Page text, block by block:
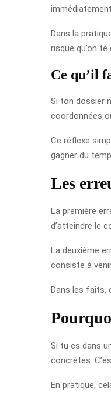
Dans la
risque qu’on
Ce qu’il
Si ton dossier
coordonnées
Ce réflexe
gagner du
Les
La première
d’atteindre le
La deuxième
consiste à
Dans les faits,
Si tu es dans
concrètes.
En pratique,